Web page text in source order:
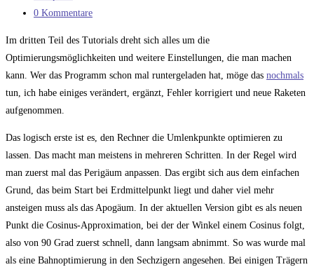
Kategorie:
Beitrags-
0 Kommentare
Im dritten Teil des Tutorials dreht sich alles um die
Optimierungsmöglichkeiten und weitere Einstellungen, die man machen
kann. Wer das Programm schon mal runtergeladen hat, möge das nochmals
tun, ich habe einiges verändert, ergänzt, Fehler korrigiert und neue Raketen
aufgenommen.
Das logisch erste ist es, den Rechner die Umlenkpunkte optimieren zu
lassen. Das macht man meistens in mehreren Schritten. In der Regel wird
man zuerst mal das Perigäum anpassen. Das ergibt sich aus dem einfachen
Grund, das beim Start bei Erdmittelpunkt liegt und daher viel mehr
ansteigen muss als das Apogäum. In der aktuellen Version gibt es als neuen
Punkt die Cosinus-Approximation, bei der der Winkel einem Cosinus folgt,
also von 90 Grad zuerst schnell, dann langsam abnimmt. So was wurde mal
als eine Bahnoptimierung in den Sechzigern angesehen. Bei einigen Trägern